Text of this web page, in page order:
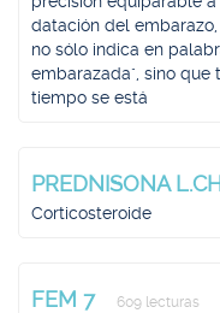
datación del
no sólo indica en
embarazada", sino
tiempo se está
PREDNISONA
Corticosteroide
FEM 7 609 lecturas